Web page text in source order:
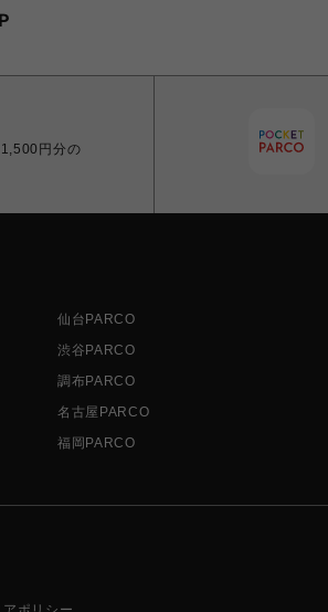
円分の
仙台PARCO
渋谷PARCO
調布PARCO
名古屋PARCO
福岡PARCO